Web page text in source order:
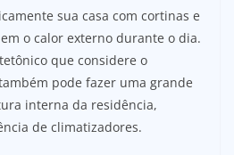
sua casa com cortinas e
o calor externo durante o dia.
que considere o
pode fazer uma grande
interna da residência,
de climatizadores.